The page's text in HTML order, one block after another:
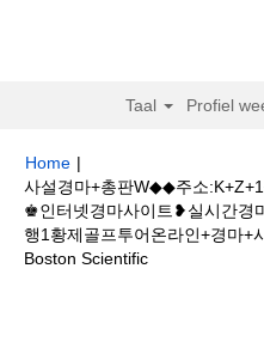
Taal Profiel
Home |
사설경마+총판W◆◆주소
♚인터넷경마사이트❥실시간
행1황제골프투어온라인+경마
Boston Scientific(huidige